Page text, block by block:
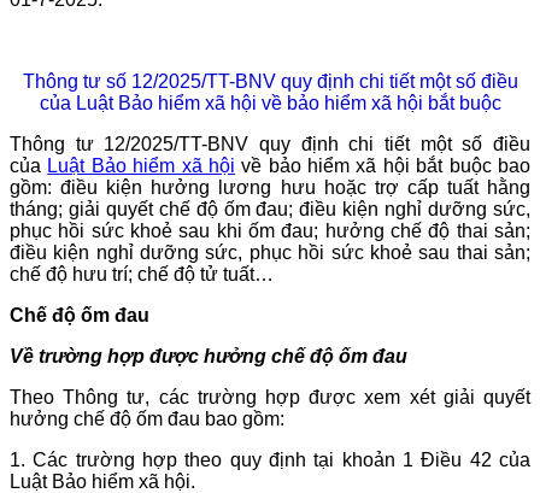
Thông tư số 12/2025/TT-BNV quy định chi tiết một số điều
của Luật Bảo hiểm xã hội về bảo hiểm xã hội bắt buộc
Thông tư 12/2025/TT-BNV quy định chi tiết một số điều
của Luật Bảo hiểm xã hội về bảo hiểm xã hội bắt buộc bao
gồm: điều kiện hưởng lương hưu hoặc trợ cấp tuất hằng
tháng; giải quyết chế độ ốm đau; điều kiện nghỉ dưỡng sức,
phục hồi sức khoẻ sau khi ốm đau; hưởng chế độ thai sản;
điều kiện nghỉ dưỡng sức, phục hồi sức khoẻ sau thai sản;
chế độ hưu trí; chế độ tử tuất…
Chế độ ốm đau
Về trường hợp được hưởng chế độ ốm đau
Theo Thông tư, các trường hợp được xem xét giải quyết
hưởng chế độ ốm đau bao gồm:
1. Các trường hợp theo quy định tại khoản 1 Điều 42 của
Luật Bảo hiểm xã hội.